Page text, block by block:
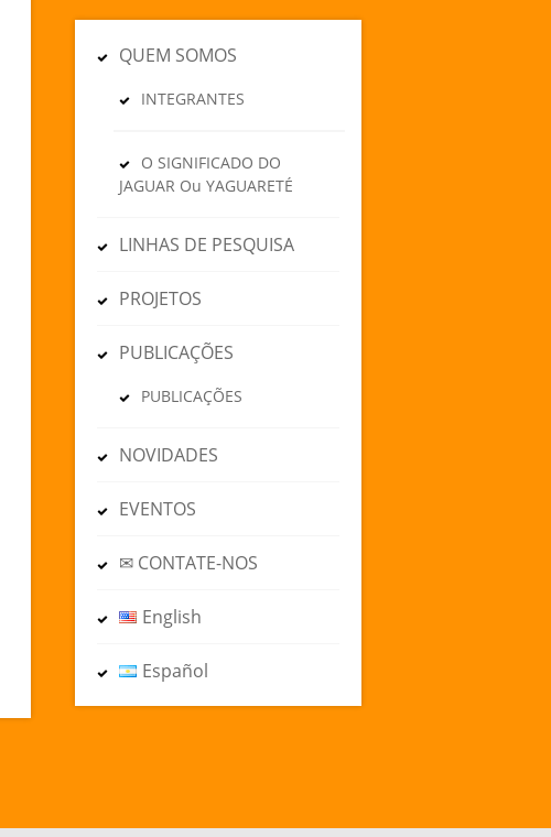
QUEM SOMOS
INTEGRANTES
O SIGNIFICADO DO
JAGUAR Ou YAGUARETÉ
LINHAS DE PESQUISA
PROJETOS
PUBLICAÇÕES
PUBLICAÇÕES
NOVIDADES
EVENTOS
✉ CONTATE-NOS
English
Español